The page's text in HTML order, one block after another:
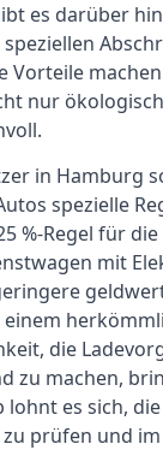
es darüber
Vorteile
nur
in Hamburg
spezielle
%-Regel für
mit
die
zu machen,
lohnt es sich,
prüfen und